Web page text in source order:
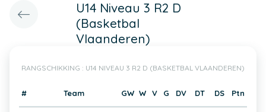
U14 Niveau 3 R2 D
(Basketbal
Vlaanderen)
RANGSCHIKKING : U14 NIVEAU 3 R2 D (BASKETBAL VLAANDEREN)
# Team GW W V G DV DT DS Ptn